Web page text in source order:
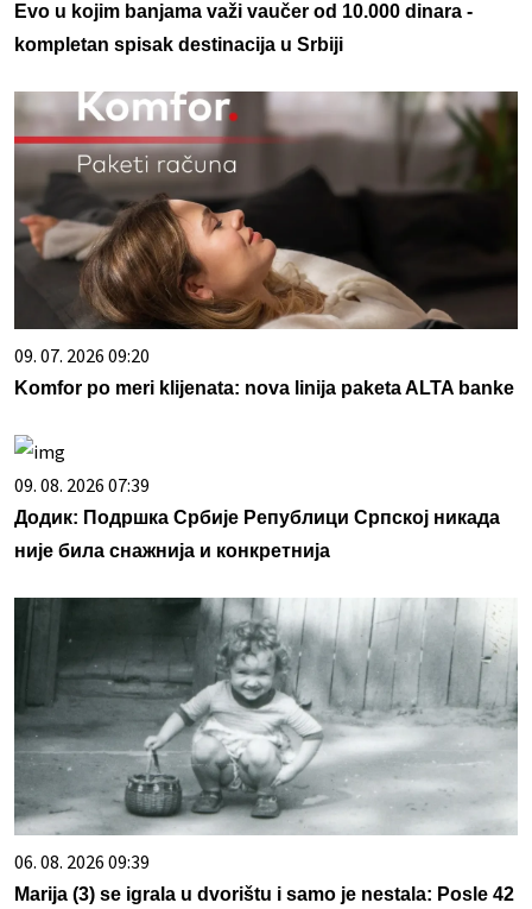
Evo u kojim banjama važi vaučer od 10.000 dinara -
kompletan spisak destinacija u Srbiji
09. 07. 2026 09:20
Komfor po meri klijenata: nova linija paketa ALTA banke
09. 08. 2026 07:39
Додик: Подршка Србије Републици Српској никада
није била снажнија и конкретнија
06. 08. 2026 09:39
Marija (3) se igrala u dvorištu i samo je nestala: Posle 42